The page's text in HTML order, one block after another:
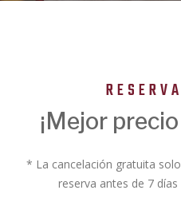
¡Mejor
* La cancelación gratuita
reserva antes de 7